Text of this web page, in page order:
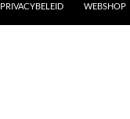
PRIVACYBELEID WEBSHOP